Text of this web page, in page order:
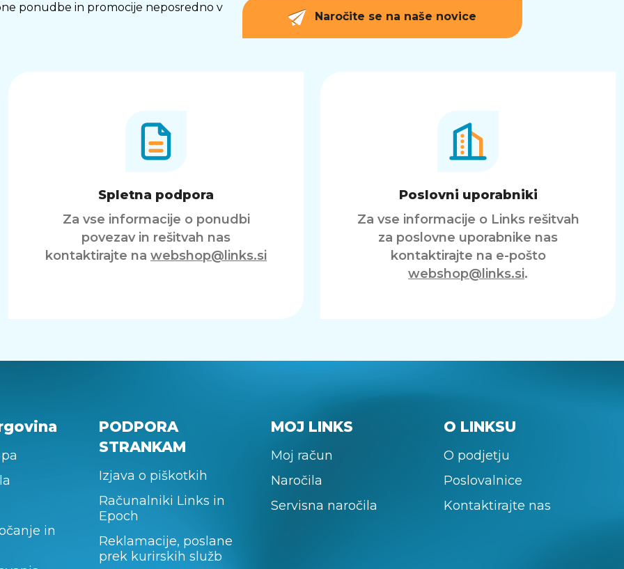
ponudbe in promocije neposredno v
Naročite se na naše novice
Spletna podpora
Za vse informacije o ponudbi
povezav in rešitvah nas
kontaktirajte na webshop@links.si
Poslovni uporabniki
Za vse informacije o Links rešitvah
za poslovne uporabnike nas
kontaktirajte na e-pošto
webshop@links.si.
in
PODPORA
STRANKAM
Izjava o piškotkih
Računalniki Links in
Epoch
Reklamacije, poslane
prek kurirskih služb
MOJ LINKS
Moj račun
Naročila
Servisna naročila
O LINKSU
O podjetju
Poslovalnice
Kontaktirajte nas